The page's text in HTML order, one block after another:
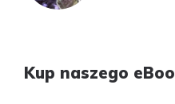
Kup naszego